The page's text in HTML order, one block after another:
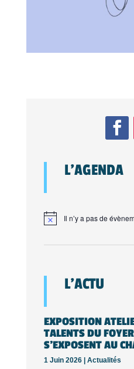
L’AGENDA
Il n’y a pas de
L’ACTU
EXPOSITION
TALENTS DU
S’EXPOSENT AU
1 Juin 2026 | Actualités